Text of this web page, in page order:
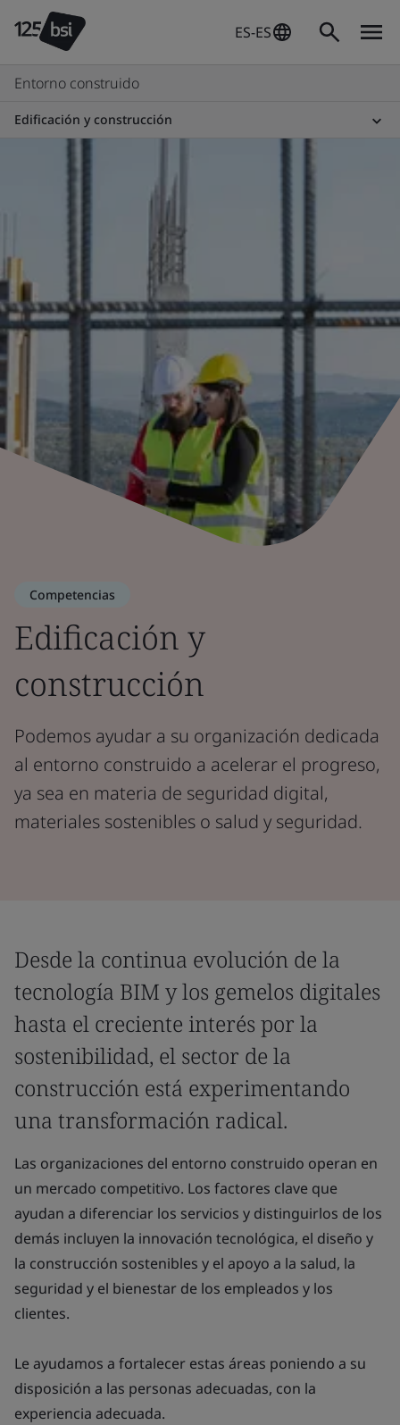
ES-ES
Entorno construido
Edificación y construcción
Competencias
Edificación y
construcción
Podemos ayudar a su organización dedicada
al entorno construido a acelerar el progreso,
ya sea en materia de seguridad digital,
materiales sostenibles o salud y seguridad.
Desde la continua evolución de la
tecnología BIM y los gemelos digitales
hasta el creciente interés por la
sostenibilidad, el sector de la
construcción está experimentando
una transformación radical.
Las organizaciones del entorno construido operan en
un mercado competitivo. Los factores clave que
ayudan a diferenciar los servicios y distinguirlos de los
demás incluyen la innovación tecnológica, el diseño y
la construcción sostenibles y el apoyo a la salud, la
seguridad y el bienestar de los empleados y los
clientes.
Le ayudamos a fortalecer estas áreas poniendo a su
disposición a las personas adecuadas, con la
experiencia adecuada.